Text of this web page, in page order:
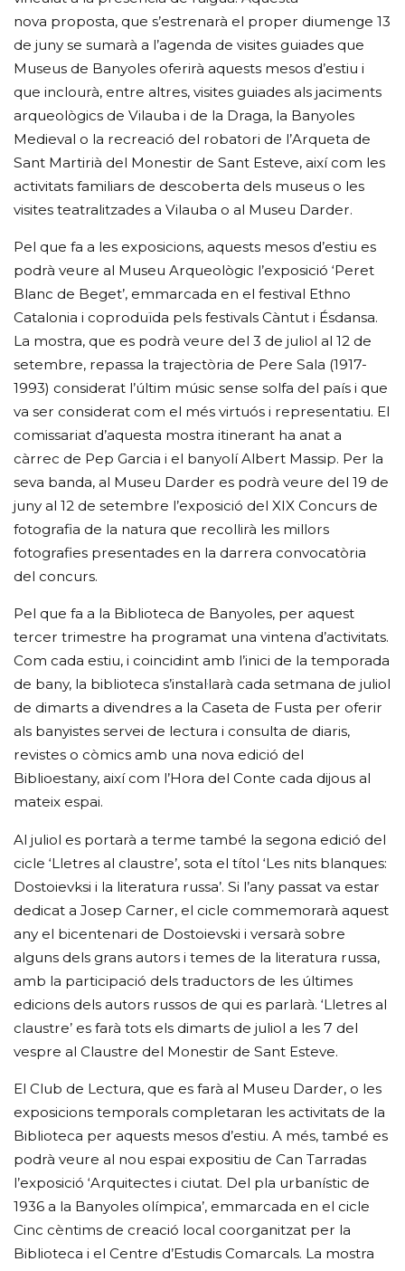
nova proposta, que s’estrenarà el proper diumenge 13
de juny se sumarà a l’agenda de visites guiades que
Museus de Banyoles oferirà aquests mesos d’estiu i
que inclourà, entre altres, visites guiades als jaciments
arqueològics de Vilauba i de la Draga, la Banyoles
Medieval o la recreació del robatori de l’Arqueta de
Sant Martirià del Monestir de Sant Esteve, així com les
activitats familiars de descoberta dels museus o les
visites teatralitzades a Vilauba o al Museu Darder.
Pel que fa a les exposicions, aquests mesos d’estiu es
podrà veure al Museu Arqueològic l’exposició ‘Peret
Blanc de Beget’, emmarcada en el festival Ethno
Catalonia i coproduïda pels festivals Càntut i Ésdansa.
La mostra, que es podrà veure del 3 de juliol al 12 de
setembre, repassa la trajectòria de Pere Sala (1917-
1993) considerat l’últim músic sense solfa del país i que
va ser considerat com el més virtuós i representatiu. El
comissariat d’aquesta mostra itinerant ha anat a
càrrec de Pep Garcia i el banyolí Albert Massip. Per la
seva banda, al Museu Darder es podrà veure del 19 de
juny al 12 de setembre l’exposició del XIX Concurs de
fotografia de la natura que recollirà les millors
fotografies presentades en la darrera convocatòria
del concurs.
Pel que fa a la Biblioteca de Banyoles, per aquest
tercer trimestre ha programat una vintena d’activitats.
Com cada estiu, i coincidint amb l’inici de la temporada
de bany, la biblioteca s’instal·larà cada setmana de juliol
de dimarts a divendres a la Caseta de Fusta per oferir
als banyistes servei de lectura i consulta de diaris,
revistes o còmics amb una nova edició del
Biblioestany, així com l’Hora del Conte cada dijous al
mateix espai.
Al juliol es portarà a terme també la segona edició del
cicle ‘Lletres al claustre’, sota el títol ‘Les nits blanques:
Dostoievksi i la literatura russa’. Si l’any passat va estar
dedicat a Josep Carner, el cicle commemorarà aquest
any el bicentenari de Dostoievski i versarà sobre
alguns dels grans autors i temes de la literatura russa,
amb la participació dels traductors de les últimes
edicions dels autors russos de qui es parlarà. ‘Lletres al
claustre’ es farà tots els dimarts de juliol a les 7 del
vespre al Claustre del Monestir de Sant Esteve.
El Club de Lectura, que es farà al Museu Darder, o les
exposicions temporals completaran les activitats de la
Biblioteca per aquests mesos d’estiu. A més, també es
podrà veure al nou espai expositiu de Can Tarradas
l’exposició ‘Arquitectes i ciutat. Del pla urbanístic de
1936 a la Banyoles olímpica’, emmarcada en el cicle
Cinc cèntims de creació local coorganitzat per la
Biblioteca i el Centre d’Estudis Comarcals. La mostra